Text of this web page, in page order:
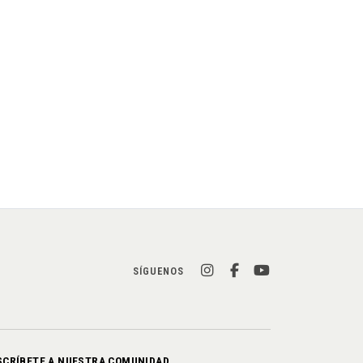
SÍGUENOS
A NUESTRA COMUNIDAD